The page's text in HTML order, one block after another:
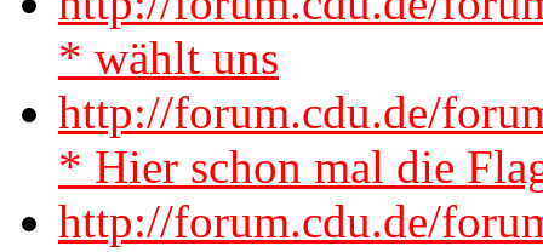
* wählt uns
http://forum.cdu.de/
* Hier schon mal die
http://forum.cdu.de/